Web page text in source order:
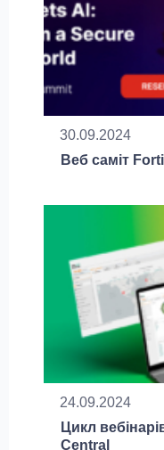
30.09.2024
Веб саміт
24.09.2024
Цикл
Central